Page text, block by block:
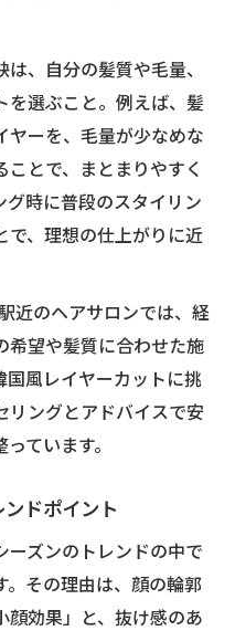
、自分の髪質や毛量、
を選ぶこと。例えば、髪
ヤーを、毛量が少なめな
とで、まとまりやすく
時に普段のスタイリン
で、理想の仕上がりに近
近のヘアサロンでは、経
希望や髪質に合わせた施
風レイヤーカットに挑
リングとアドバイスで安
ています。
ドポイント
ズンのトレンドの中で
。その理由は、顔の輪郭
顔効果」と、抜け感のあ